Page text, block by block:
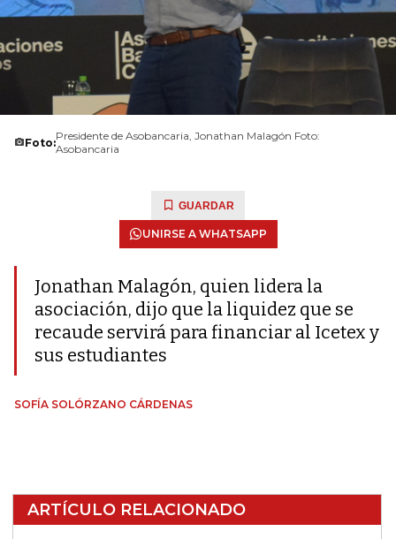
Foto:Presidente de Asobancaria, Jonathan Malagón Foto:
Asobancaria
GUARDAR
UNIRSE A WHATSAPP
Jonathan Malagón, quien lidera la
asociación, dijo que la liquidez que se
recaude servirá para financiar al Icetex y
sus estudiantes
SOFÍA SOLÓRZANO CÁRDENAS
ARTÍCULO RELACIONADO